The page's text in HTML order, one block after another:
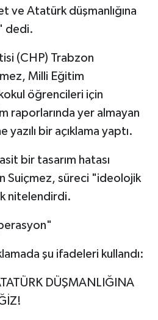
ve Atatürk düşmanlığına
dedi.
(CHP) Trabzon
Milli Eğitim
öğrencileri için
raporlarında yer almayan
bir açıklama yaptı.
bir tasarım hatası
Suiçmez, süreci "ideolojik
nitelendirdi.
şu ifadeleri kullandı:
DÜŞMANLIĞINA